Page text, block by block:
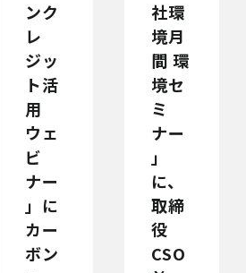
ンク
レ
ジッ
ト活
用
ウェ
ビ
ナー
」に
カー
ボン
社環
境月
間 環
境セ
ミ
ナー
」
に、
取締
役
CSO